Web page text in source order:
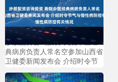
炒股配资咨询投资 我院中医经
典病房负责人常名空参加山西省
卫健委新闻发布会 介绍时令节
气与慢性病防控有关情况